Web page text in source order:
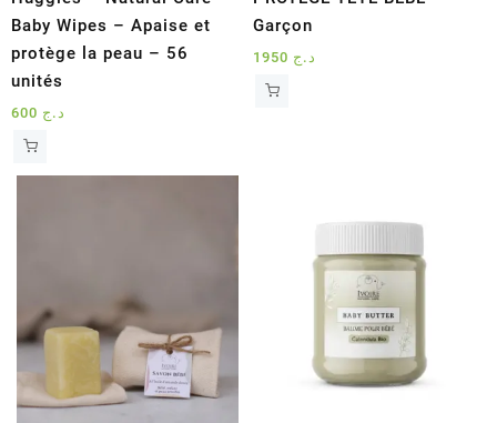
Baby Wipes – Apaise et
protège la peau – 56
unités
د.ج
Garçon
د.ج